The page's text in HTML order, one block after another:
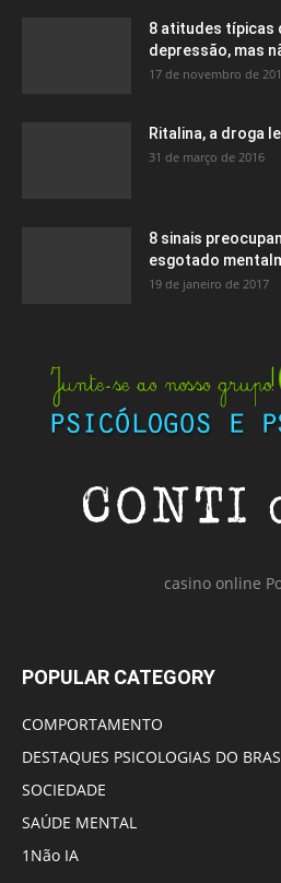
8 atitudes típicas
depressão, mas
17 de novembro de
Ritalina, a droga
31 de março de 2016
8 sinais
esgotado
19 de janeiro de 2017
casino online
POPULAR CATEGORY
COMPORTAMENTO
DESTAQUES PSICOLOGIAS DO
SOCIEDADE
SAÚDE MENTAL
1Não IA